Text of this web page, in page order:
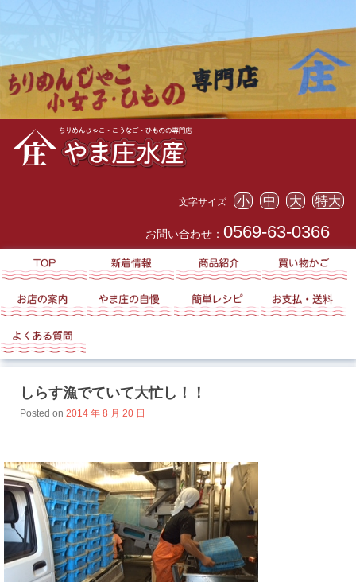
文字サイズ 小 中 大 特大
お問い合わせ： 0569-63-0366
しらす漁でていて大忙し！！
Posted on 2014 年 8 月 20 日